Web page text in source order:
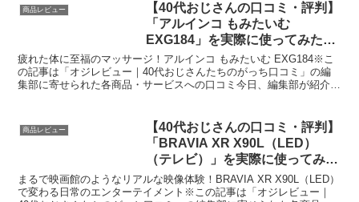
商品レビュー
【40代おじさんの口コミ・評判】
「アルインコ もみたいむ
EXG184」を実際に使ってみた正
直感想
疲れた体に至福のマッサージ！アルインコ もみたいむ EXG184※こ
の記事は「オジレビュー｜40代おじさんたちのがっち口コミ」の編
集部に寄せられた各商品・サービスへの口コミ今日、編集部が紹介し
商品レビュー
【40代おじさんの口コミ・評判】
「BRAVIA XR X90L（LED）
（テレビ）」を実際に使ってみた
正直感想
まるで映画館のようなリアルな映像体験！BRAVIA XR X90L（LED）
で変わる日常のエンターテイメント※この記事は「オジレビュー｜